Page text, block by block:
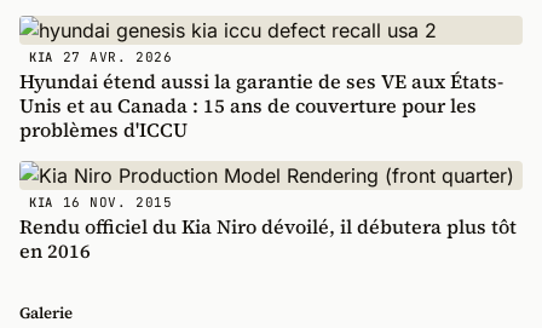
KIA 27 AVR. 2026
Hyundai étend aussi la garantie de ses VE aux États-
Unis et au Canada : 15 ans de couverture pour les
problèmes d'ICCU
KIA 16 NOV. 2015
Rendu officiel du Kia Niro dévoilé, il débutera plus tôt
en 2016
Galerie